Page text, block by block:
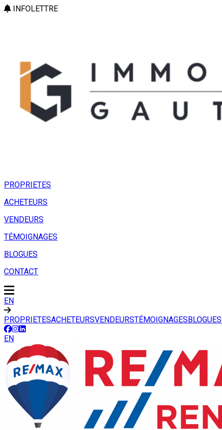
INFOLETTRE
PROPRIETES
ACHETEURS
VENDEURS
TÉMOIGNAGES
BLOGUES
CONTACT
EN
PROPRIETESACHETEURSVENDEURSTÉMOIGNAGESBLOGUES
EN